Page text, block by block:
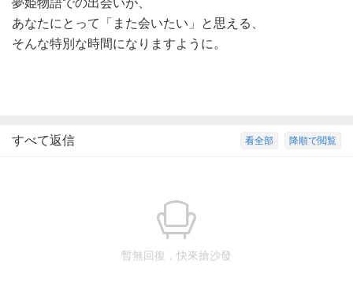
夢姫物語での出会いが、
あなたにとって「また会いたい」と思える、
そんな特別な時間になりますように。
降順で閲覧
看全部
すべて返信
暫無回復，快來搶沙發